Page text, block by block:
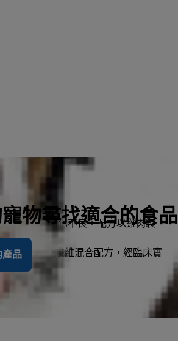
物尋找適合的食品
產品
助於管理消化不良。配方以雞肉製
獨家的益生纖維混合配方，經臨床實
。